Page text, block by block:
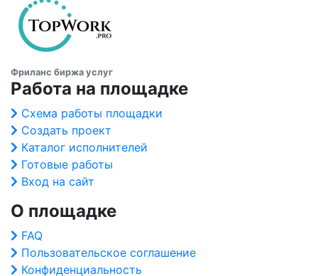
Фриланс биржа услуг
Работа на площадке
Схема работы площадки
Создать проект
Каталог исполнителей
Готовые работы
Вход на сайт
О площадке
FAQ
Пользовательское соглашение
Конфиденциальность